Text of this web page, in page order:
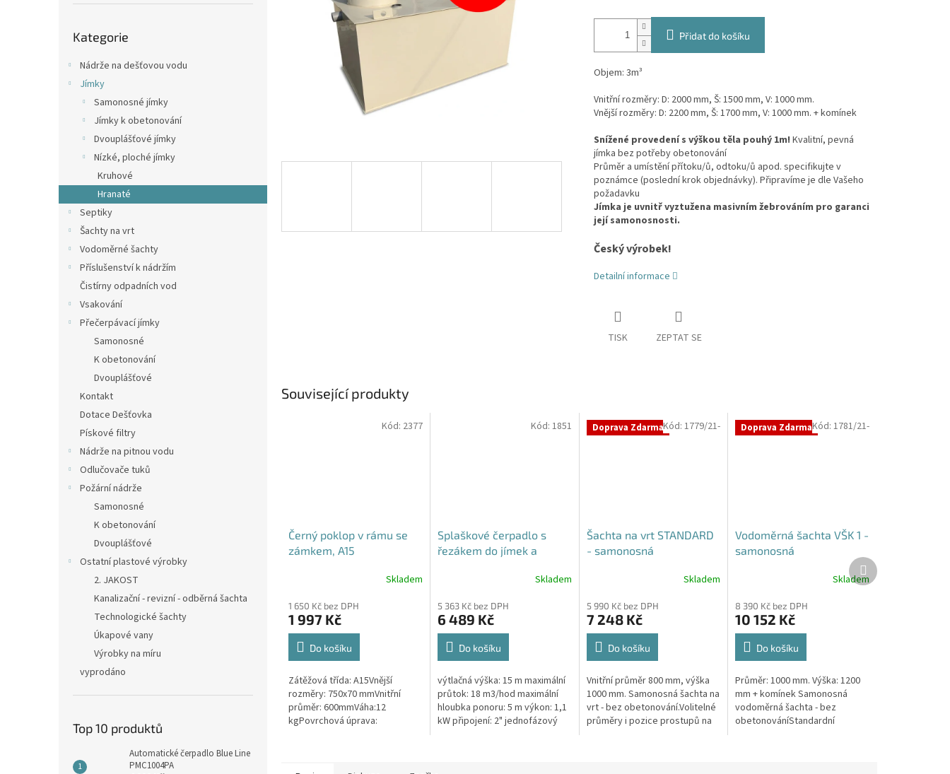
kategorie
Kategorie
Nádrže na dešťovou vodu
Jímky
Samonosné jímky
Jímky k obetonování
Dvouplášťové jímky
Nízké, ploché jímky
Kruhové
Hranaté
Septiky
Šachty na vrt
Vodoměrné šachty
Příslušenství k nádržím
Čistírny odpadních vod
Vsakování
Přečerpávací jímky
Samonosné
K obetonování
Dvouplášťové
Kontakt
Dotace Dešťovka
Pískové filtry
Nádrže na pitnou vodu
Odlučovače tuků
Požární nádrže
Samonosné
K obetonování
Dvouplášťové
Ostatní plastové výrobky
2. JAKOST
Kanalizační - revizní - odběrná šachta
Technologické šachty
Úkapové vany
Výrobky na míru
vyprodáno
Top 10 produktů
Automatické čerpadlo Blue Line
PMC1004PA
Přidat do košíku
Objem: 3m³
Vnitřní rozměry: D: 2000 mm, Š: 1500 mm, V: 1000 mm.
Vnější rozměry: D: 2200 mm, Š: 1700 mm, V: 1000 mm. + komínek
Snížené provedení s výškou těla pouhý 1m! Kvalitní, pevná
jímka bez potřeby obetonování
Průměr a umístění přítoku/ů, odtoku/ů apod. specifikujte v
poznámce (poslední krok objednávky). Připravíme je dle Vašeho
požadavku
Jímka je uvnitř vyztužena masivním žebrováním pro garanci
její samonosnosti.
Český výrobek!
Detailní informace
TISK ZEPTAT SE
Související produkty
Černý poklop v rámu se
zámkem, A15
produktu
je
4,5
5
hvězdiček.
Skladem
1 650 Kč bez DPH
1 997 Kč
Do košíku
Zátěžová třída: A15Vnější
rozměry: 750x70 mmVnitřní
průměr: 600mmVáha:12
kgPovrchová úprava:
Kód: 2377
Splaškové čerpadlo s
řezákem do jímek a
produktu
je
5,0
5
hvězdiček.
Skladem
5 363 Kč bez DPH
6 489 Kč
Do košíku
výtlačná výška: 15 m maximální
průtok: 18 m3/hod maximální
hloubka ponoru: 5 m výkon: 1,1
kW připojení: 2" jednofázový
Kód: 1851 Doprava Zdarma
Šachta na vrt STANDARD
- samonosná
produktu
je
4,3
5
hvězdiček.
Skladem
5 990 Kč bez DPH
7 248 Kč
Do košíku
Vnitřní průměr 800 mm, výška
1000 mm. Samonosná šachta na
vrt - bez obetonování.Volitelné
průměry i pozice prostupů na
Kód:1779/21- Doprava Zdarma
Vodoměrná šachta VŠK 1 -
samonosná
produktu
je
4,4
5
hvězdiček.
Skladem
8 390 Kč bez DPH
10 152 Kč
Do košíku
Průměr: 1000 mm. Výška: 1200
mm + komínek Samonosná
vodoměrná šachta - bez
obetonováníStandardní
Kód: 1781/21-
Další
produkt